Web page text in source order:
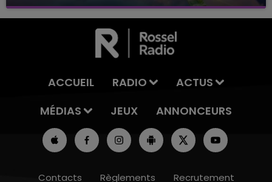
avec La Famille Champagne FM, à 8H10
ACCUEIL RADIO
ACTUS
MÉDIAS
JEUX ANNONCEURS
Contacts Règlements Recrutement